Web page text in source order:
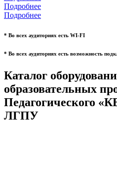
Подробнее
Подробнее
* Во всех аудиториях есть WI-FI
* Во всех аудиториях есть возможность
Каталог
образовательных
Педагогического
ЛГПУ